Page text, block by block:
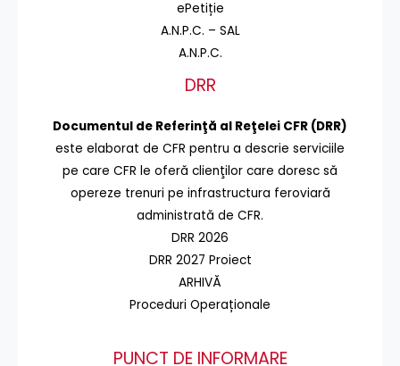
ePetiție
A.N.P.C. – SAL
A.N.P.C.
DRR
Documentul de Referinţă al Reţelei CFR (DRR)
este elaborat de CFR pentru a descrie serviciile
pe care CFR le oferă clienţilor care doresc să
opereze trenuri pe infrastructura feroviară
administrată de CFR.
DRR 2026
DRR 2027 Proiect
ARHIVĂ
Proceduri Operaționale
PUNCT DE INFORMARE